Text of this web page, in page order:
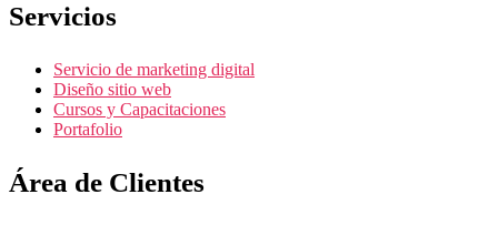
Servicios
Servicio de marketing digital
Diseño sitio web
Cursos y Capacitaciones
Portafolio
Área de Clientes